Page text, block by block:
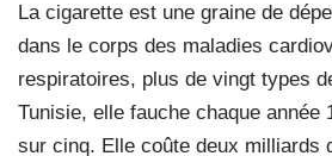
La cigarette est une graine de
dans le corps des maladies
respiratoires, plus de vingt types
Tunisie, elle fauche chaque année
sur cinq. Elle coûte deux milliards